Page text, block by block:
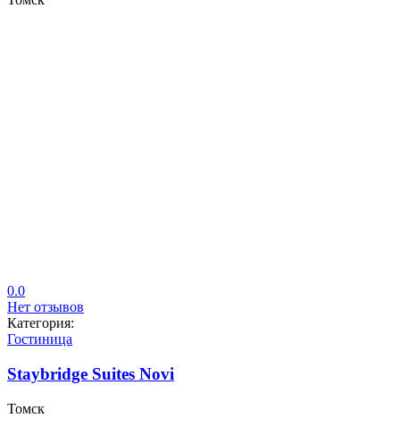
0.0
Нет отзывов
Категория:
Гостиница
Staybridge Suites Novi
Томск